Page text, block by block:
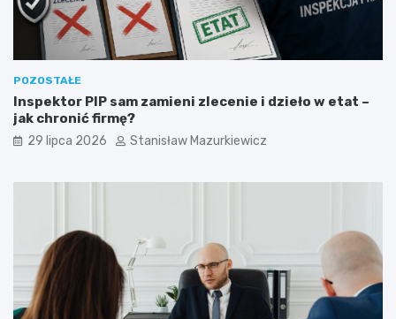
POZOSTAŁE
Inspektor PIP sam zamieni zlecenie i dzieło w etat –
jak chronić firmę?
29 lipca 2026 Stanisław Mazurkiewicz